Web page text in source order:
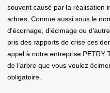
souvent causé par la réalisation
arbres. Connue aussi sous le
d'écornage, d'écimage ou
pris des rapports de crise ces
appel à notre entreprise PETRY
de l’arbre que vous voulez
obligatoire.